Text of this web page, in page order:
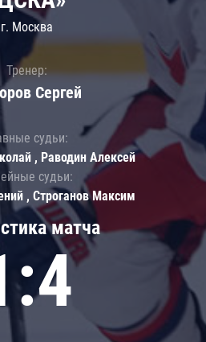
матча
г. Москва
Тренер:
Сергей
судьи:
, Раводин Алексей
судьи:
, Строганов Максим